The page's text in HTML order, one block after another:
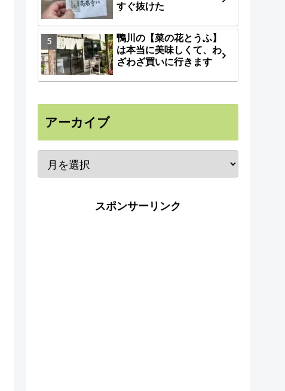
すぐ抜けた
鴨川の【菜の花とうふ】
は本当に美味しくて、わ
ざわざ買いに行きます
アーカイブ
スポンサーリンク